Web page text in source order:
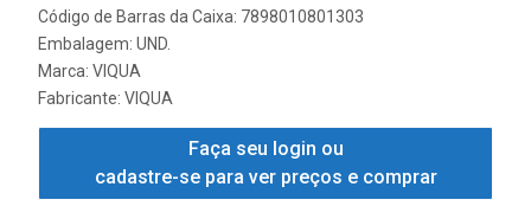
Código de Barras da Caixa: 7898010801303
Embalagem: UND.
Marca: VIQUA
Fabricante: VIQUA
Faça seu login ou
cadastre-se para ver preços e comprar